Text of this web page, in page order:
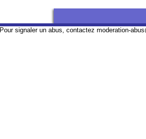
Pour signaler un abus, contactez moderation-